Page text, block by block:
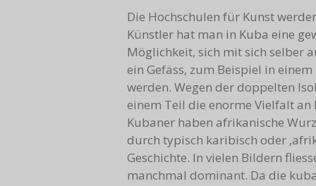
Die Hochschulen für Kunst
Künstler hat man in Kuba eine
Möglichkeit, sich mit sich selber
ein Gefäss, zum Beispiel in
werden. Wegen der doppelten
einem Teil die enorme Vielfalt an
Kubaner haben afrikanische
durch typisch karibisch oder
Geschichte. In vielen Bildern
manchmal dominant. Da die